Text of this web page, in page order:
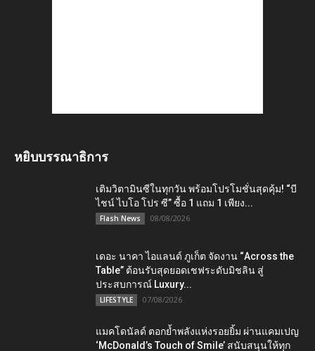
หยิบบรรณาธิการ
เติมวิตามินซีในทุกวัน พร้อมโปรโมชั่นสุดคุ้ม! “บี
ไชน์ ไบโอ โปร ซี” ซื้อ 1 แถม 1 เพียง...
Flash News 08/08/2026
เดอะ นาคา ไอแลนด์ ภูเก็ต จัดงาน “Across the
Table” ต้อนรับสุดยอดเชฟระดับมิชลิน สู่
ประสบการณ์ Luxury...
LIFESTYLE 07/08/2026
แมคโดนัลด์ ตอกย้ำพลังแห่งรอยยิ้ม ผ่านแคมเปญ
‘McDonald’s Touch of Smile’ สนับสนุนให้ทุก